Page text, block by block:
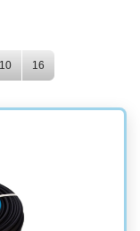
10 16